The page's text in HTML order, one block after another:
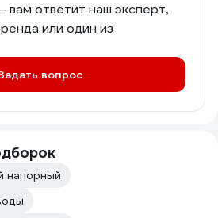
вам ответит наш эксперт,
или один из
вопрос
напорный